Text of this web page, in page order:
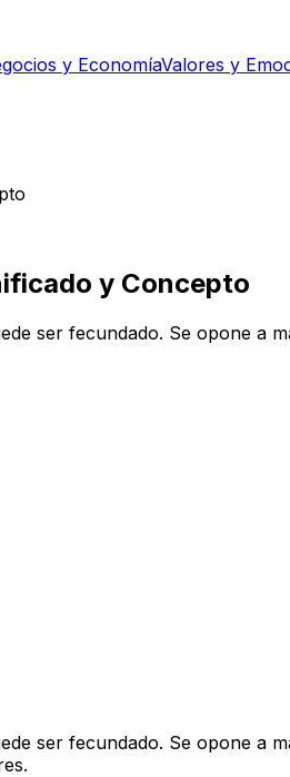
y EconomíaValores y
y Concepto
ser fecundado. Se opone a
ser fecundado. Se opone a